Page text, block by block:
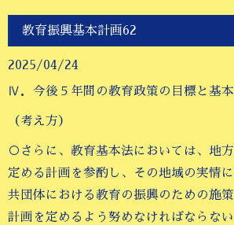
教育振興基本計画62
2025/04/24
Ⅳ．今後５年間の教育政策の目標と基
（考え方）
○さらに、教育基本法においては、地
定める計画を参酌し、その地域の実情
共団体における教育の振興のための施
計画を定めるよう努めなければならな